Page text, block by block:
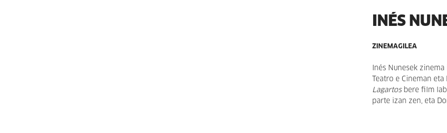
INÉS
ZINEMAGILEA
Inés Nunesek
Teatro e Cineman
Lagartosbere film
parte izan zen, eta